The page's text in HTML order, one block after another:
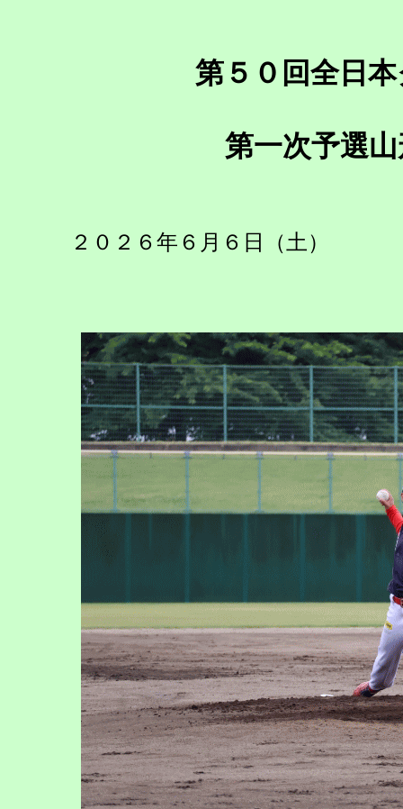
第５０回全日
第一次予選
２０２６年６月６日（土）